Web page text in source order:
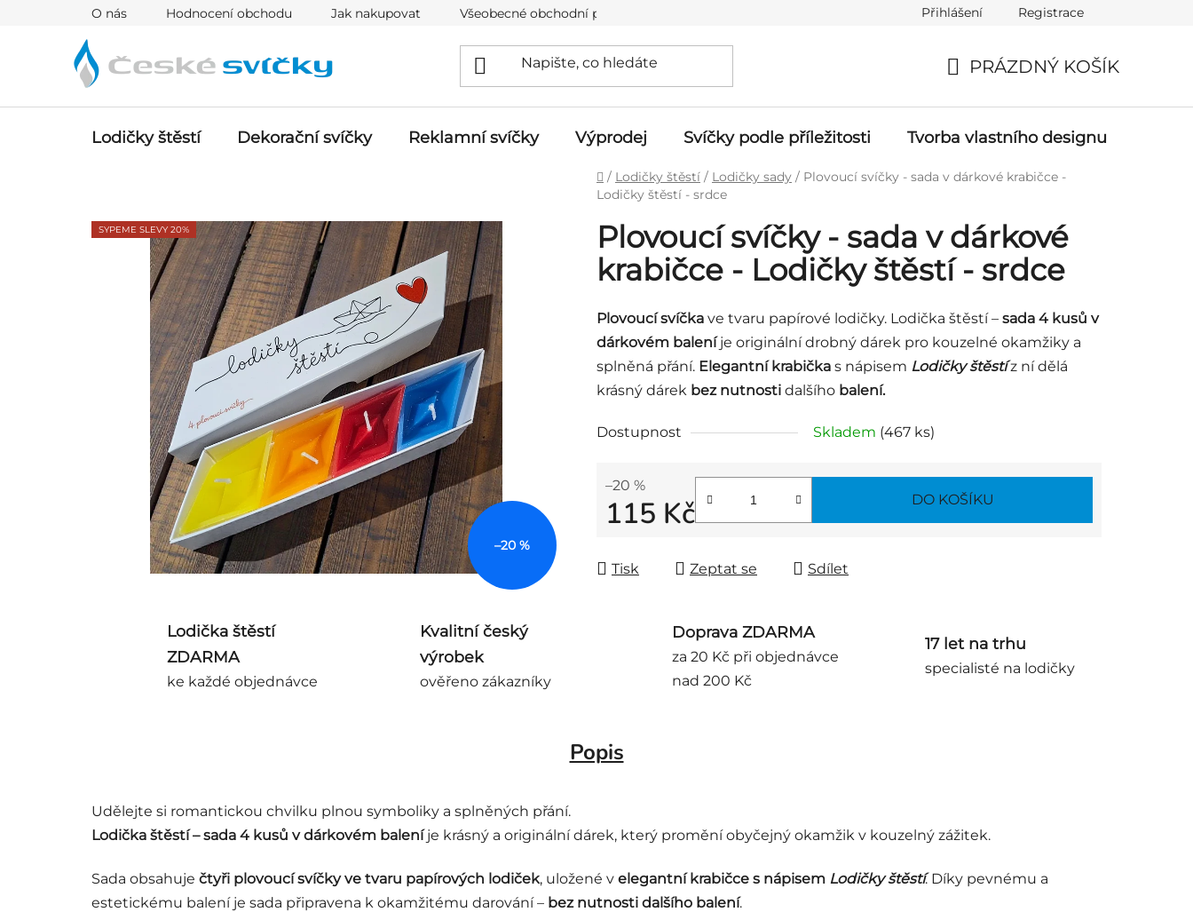
O nás Hodnocení obchodu Jak nakupovat Všeobecné obchodní podmínky Napište nám Kontakt
Přihlášení Registrace
KOŠÍK
PRÁZDNÝ KOŠÍK
Lodičky štěstí Dekorační svíčky Reklamní svíčky Výprodej Svíčky podle příležitosti Tvorba vlastního designu
Domů
/ Lodičky štěstí / Lodičky sady / Plovoucí svíčky - sada v dárkové krabičce -
Lodičky štěstí - srdce
Plovoucí svíčky - sada v dárkové
krabičce - Lodičky štěstí - srdce
Plovoucí svíčka ve tvaru papírové lodičky. Lodička štěstí – sada 4 kusů v
dárkovém baleníje originální drobný dárek pro kouzelné okamžiky a
splněná přání. Elegantní krabička s nápisem Lodičky štěstí z ní dělá
krásný dárek bez nutnosti dalšího balení.
Dostupnost Skladem (467 ks)
–20 %
115 Kč DO KOŠÍKU
Tisk Zeptat se Sdílet
SYPEME SLEVY 20%
–20 %
Lodička štěstí
ZDARMA
ke každé objednávce
Kvalitní český
výrobek
ověřeno zákazníky
Doprava ZDARMA
za 20 Kč při objednávce
nad 200 Kč
17 let na trhu
specialisté na lodičky
Popis
Udělejte si romantickou chvilku plnou symboliky a splněných přání.
Lodička štěstí – sada 4 kusů v dárkovém baleníje krásný a originální dárek, který promění obyčejný okamžik v kouzelný zážitek.
Sada obsahuje čtyři plovoucí svíčky ve tvaru papírových lodiček, uložené v elegantní krabičce s nápisem Lodičky štěstí. Díky pevnému a
estetickému balení je sada připravena k okamžitému darování – bez nutnosti dalšího balení.